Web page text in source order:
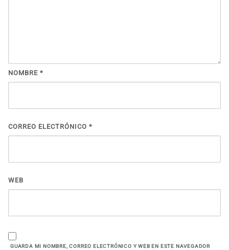
NOMBRE *
CORREO ELECTRÓNICO *
WEB
GUARDA MI NOMBRE, CORREO ELECTRÓNICO Y WEB EN ESTE NAVEGADOR